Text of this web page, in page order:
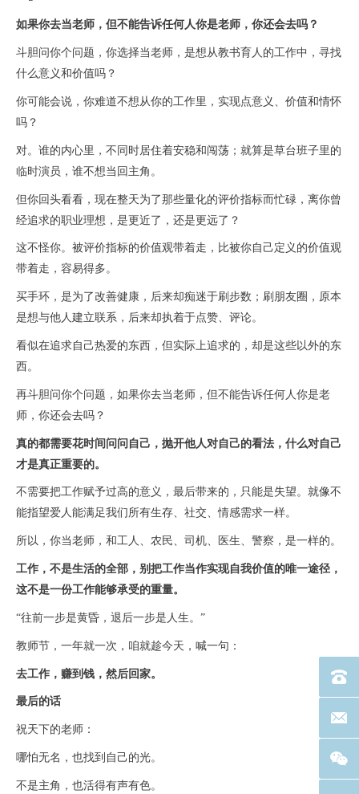
如果你去当老师，但不能告诉任何人你是老师，你还会去吗？
斗胆问你个问题，你选择当老师，是想从教书育人的工作中，寻找
什么意义和价值吗？
你可能会说，你难道不想从你的工作里，实现点意义、价值和情怀
吗？
对。谁的内心里，不同时居住着安稳和闯荡；就算是草台班子里的
临时演员，谁不想当回主角。
但你回头看看，现在整天为了那些量化的评价指标而忙碌，离你曾
经追求的职业理想，是更近了，还是更远了？
这不怪你。被评价指标的价值观带着走，比被你自己定义的价值观
带着走，容易得多。
买手环，是为了改善健康，后来却痴迷于刷步数；刷朋友圈，原本
是想与他人建立联系，后来却执着于点赞、评论。
看似在追求自己热爱的东西，但实际上追求的，却是这些以外的东
西。
再斗胆问你个问题，如果你去当老师，但不能告诉任何人你是老
师，你还会去吗？
真的都需要花时间问问自己，抛开他人对自己的看法，什么对自己
才是真正重要的。
不需要把工作赋予过高的意义，最后带来的，只能是失望。就像不
能指望爱人能满足我们所有生存、社交、情感需求一样。
所以，你当老师，和工人、农民、司机、医生、警察，是一样的。
工作，不是生活的全部，别把工作当作实现自我价值的唯一途径，
这不是一份工作能够承受的重量。
“往前一步是黄昏，退后一步是人生。”
教师节，一年就一次，咱就趁今天，喊一句：
去工作，赚到钱，然后回家。
最后的话
祝天下的老师：
哪怕无名，也找到自己的光。
不是主角，也活得有声有色。
电话
联系